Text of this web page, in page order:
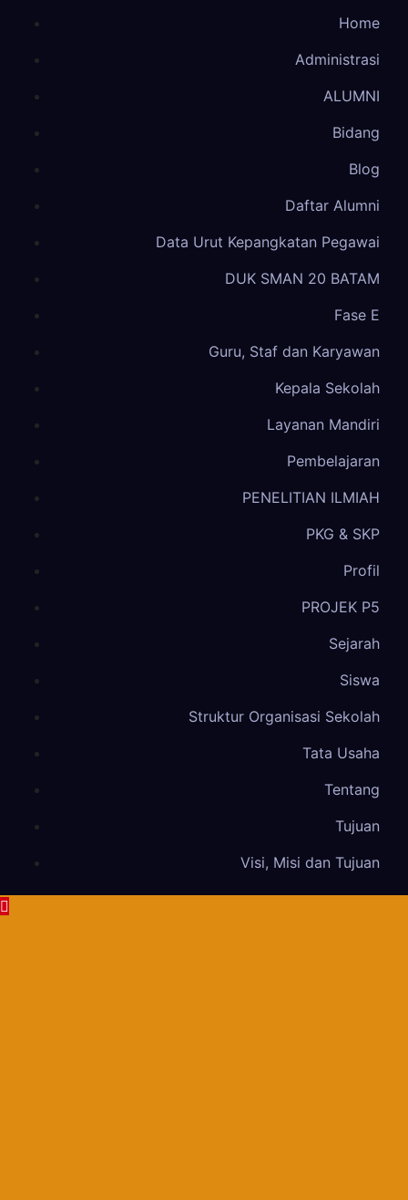
Home
Administrasi
ALUMNI
Bidang
Blog
Daftar Alumni
Data Urut Kepangkatan Pegawai
DUK SMAN 20 BATAM
Fase E
Guru, Staf dan Karyawan
Kepala Sekolah
Layanan Mandiri
Pembelajaran
PENELITIAN ILMIAH
PKG & SKP
Profil
PROJEK P5
Sejarah
Siswa
Struktur Organisasi Sekolah
Tata Usaha
Tentang
Tujuan
Visi, Misi dan Tujuan